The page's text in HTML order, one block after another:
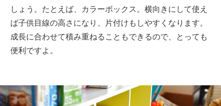
しょう。たとえば、カラーボックス。横向きにして使え
ば子供目線の高さになり、片付けもしやすくなります。
成長に合わせて積み重ねることもできるので、とっても
便利ですよ。